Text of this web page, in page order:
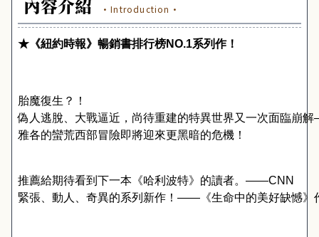
內容介紹 ·Introduction·
★《紐約時報》 暢銷書排行榜NO.1系列作！
胎魔復生？！
偽人逃脫、大戰逼近，尚待重建的特異世界又一次面臨崩
雅各的蠻荒西部冒險即將迎來更黑暗的危機！
推薦給期待看到下一本《哈利波特》的讀者。 ――CNN
緊張、動人、奇異的系列新作！ ―― 《生命中的美好缺憾